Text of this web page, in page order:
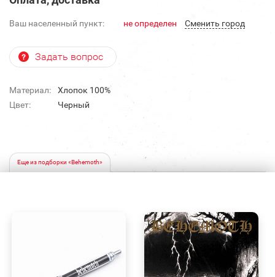
Ваш населенный пункт: не определен Cменить город
Задать вопрос
Материал:
Хлопок 100%
Цвет:
Черный
Еще из подборки «Behemoth»